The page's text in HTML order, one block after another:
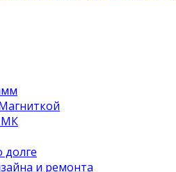
долге
и ремонта